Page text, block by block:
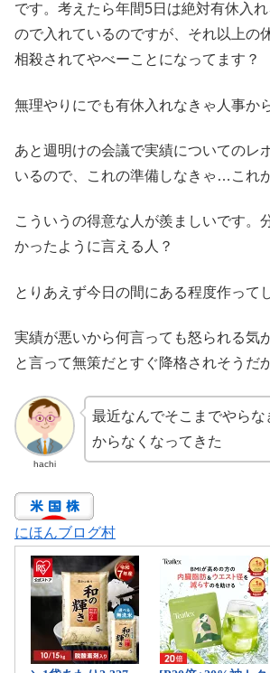
です。考えたら年間5日は絶対有休入
ので入れているのですが、それ以上の
相殺されてやべーことになってます？
無理やりにでも有休入れなきゃ人事か
あと週明けの会議で実績についてのレ
いるので、これの準備しなきゃ…これ
こういうの得意な人が羨ましいです。
かったように言える人？
とりあえず今日の間にある程度作って
実績が悪いから何言っても怒られる気
と言って無策だとすぐ降格されそうだ
hachi
最近なんでそこまでやらな
からなくなってきた
にほんブログ村